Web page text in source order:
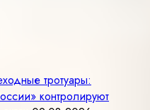
тротуары:
контролируют